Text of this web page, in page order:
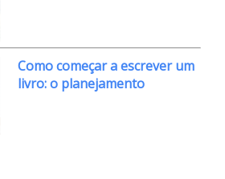
Como começar a escrever um
livro: o planejamento